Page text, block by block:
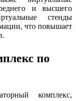
и высшего
стенды
что повышает
по
комплекс,